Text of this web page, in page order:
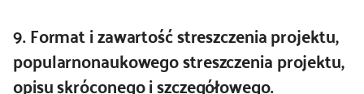
9. Format i zawartość streszczenia projektu,
popularnonaukowego streszczenia projektu,
opisu skróconego i szczegółowego.